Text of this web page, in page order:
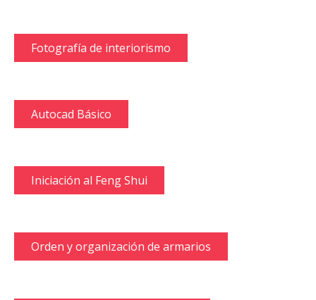
Fotografía de interiorismo
Autocad Básico
Iniciación al Feng Shui
Orden y organización de armarios